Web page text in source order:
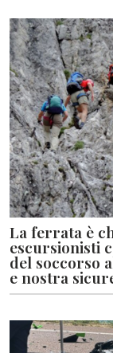
La ferrata è
escursionisti
del soccorso
e nostra